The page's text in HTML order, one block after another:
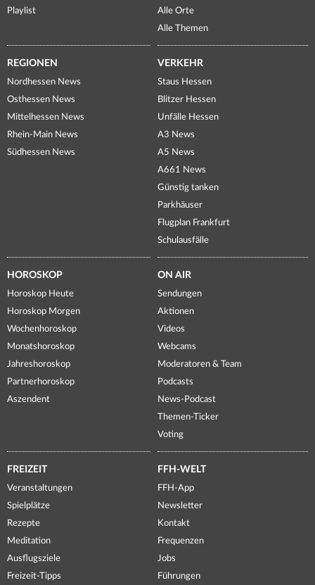
Playlist
Alle Orte
Alle Themen
REGIONEN
Nordhessen News
Osthessen News
Mittelhessen News
Rhein-Main News
Südhessen News
VERKEHR
Staus Hessen
Blitzer Hessen
Unfälle Hessen
A3 News
A5 News
A661 News
Günstig tanken
Parkhäuser
Flugplan Frankfurt
Schulausfälle
HOROSKOP
Horoskop Heute
Horoskop Morgen
Wochenhoroskop
Monatshoroskop
Jahreshoroskop
Partnerhoroskop
Aszendent
ON AIR
Sendungen
Aktionen
Videos
Webcams
Moderatoren & Team
Podcasts
News-Podcast
Themen-Ticker
Voting
FREIZEIT
Veranstaltungen
Spielplätze
Rezepte
Meditation
Ausflugsziele
Freizeit-Tipps
FFH-WELT
FFH-App
Newsletter
Kontakt
Frequenzen
Jobs
Führungen